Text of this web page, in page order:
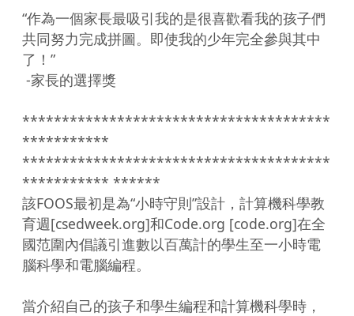
“作為一個家長最吸引我的是很喜歡看我的孩子們
共同努力完成拼圖。即使我的少年完全參與其中
了！”
***************************************
***********
***************************************
*********** ******
該FOOS最初是為“小時守則”設計，計算機科學教
育週[csedweek.org]和Code.org [code.org]在全
國范圍內倡議引進數以百萬計的學生至一小時電
腦科學和電腦編程。
當介紹自己的孩子和學生編程和計算機科學時，